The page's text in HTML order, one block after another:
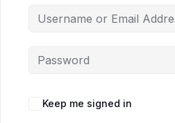
Keep me signed in